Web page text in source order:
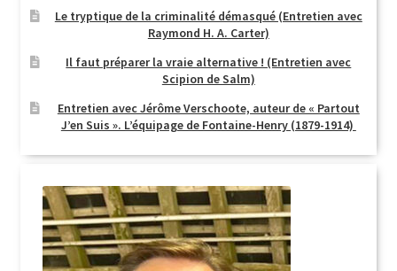
Le tryptique de la criminalité démasqué (Entretien avec
Raymond H. A. Carter)
Il faut préparer la vraie alternative ! (Entretien avec
Scipion de Salm)
Entretien avec Jérôme Verschoote, auteur de « Partout
J’en Suis ». L’équipage de Fontaine-Henry (1879-1914)